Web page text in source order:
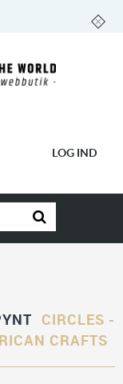
LOG IND
CIRCLES -
CRAFTS